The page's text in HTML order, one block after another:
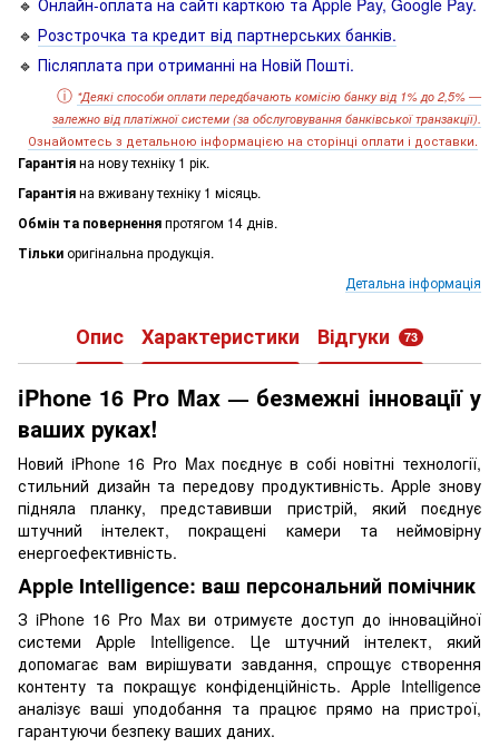
🔹 Розстрочка та кредит від партнерських банків.
🔹 Післяплата при отриманні на Новій Пошті.
ⓘ *Деякі способи оплати передбачають комісію банку від 1% до 2,5% —
залежно від платіжної системи (за обслуговування банківської транзакції).
Ознайомтесь з детальною інформацією на сторінці оплати і доставки.
Гарантіяна нову техніку 1 рік.
Гарантіяна вживану техніку 1 місяць.
Обмін та поверненняпротягом 14 днів.
Тількиоригінальна продукція.
Детальна інформація
Опис Характеристики Відгуки 73
iPhone 16 Pro Max— безмежні інновації у
ваших руках!
Новий iPhone 16 Pro Max поєднує в собі новітні технології,
стильний дизайн та передову продуктивність. Apple знову
підняла планку, представивши пристрій, який поєднує
штучний інтелект, покращені камери та неймовірну
енергоефективність.
Apple Intelligence: ваш персональний помічник
З iPhone 16 Pro Max ви отримуєте доступ до інноваційної
системи Apple Intelligence. Це штучний інтелект, який
допомагає вам вирішувати завдання, спрощує створення
контенту та покращує конфіденційність. Apple Intelligence
аналізує ваші уподобання та працює прямо на пристрої,
гарантуючи безпеку ваших даних.